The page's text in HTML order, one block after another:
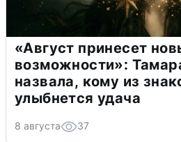
«Август принесет
возможности»:
назвала, кому из
улыбнется удача
8 августа 37